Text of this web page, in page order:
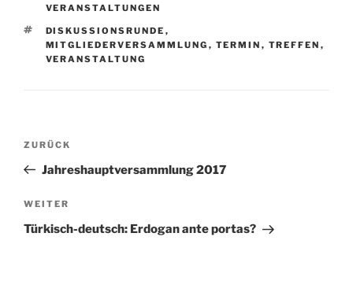
VERANSTALTUNGEN
SCHLAGWÖRTER
DISKUSSIONSRUNDE ,
MITGLIEDERVERSAMMLUNG , TERMIN , TREFFEN ,
VERANSTALTUNG
Beitragsnavigation
Vorheriger
Beitrag
ZURÜCK
Jahreshauptversammlung 2017
Nächster
Beitrag
WEITER
Türkisch-deutsch: Erdogan ante portas?